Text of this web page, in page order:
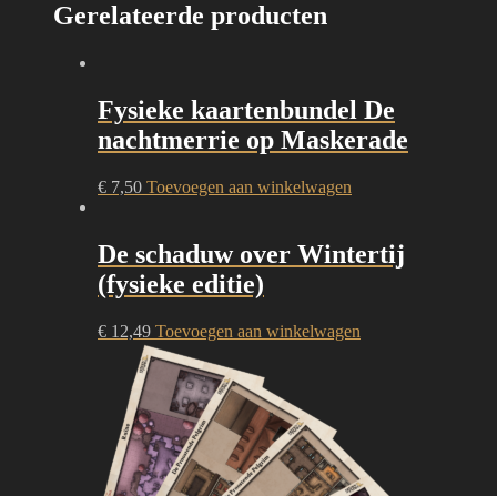
Gerelateerde producten
Fysieke kaartenbundel De
nachtmerrie op Maskerade
€ 7,50 Toevoegen aan winkelwagen
De schaduw over Wintertij
(fysieke editie)
€ 12,49 Toevoegen aan winkelwagen